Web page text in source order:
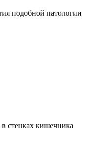
подобной патологии
стенках кишечника